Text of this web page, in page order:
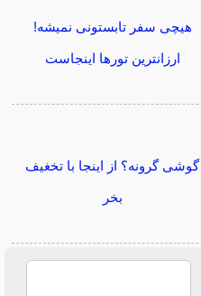
هیچی سفر تابستونی نمیشه!
ارزانترین تورها اینجاست
گوشی گرونه؟ از اینجا با تخغیف
بخر